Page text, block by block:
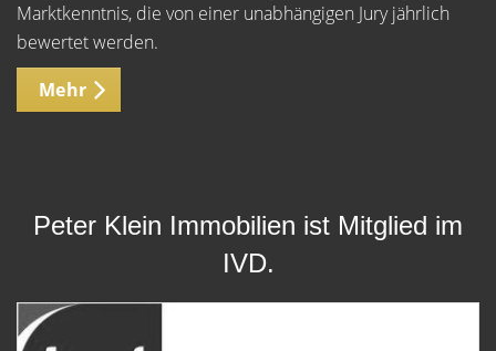
Marktkenntnis, die von einer unabhängigen Jury jährlich
bewertet werden.
Mehr
Peter Klein Immobilien ist Mitglied im
IVD.